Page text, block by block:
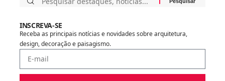
INSCREVA-SE
Receba as principais notícias e novidades sobre arquitetura,
design, decoração e paisagismo.